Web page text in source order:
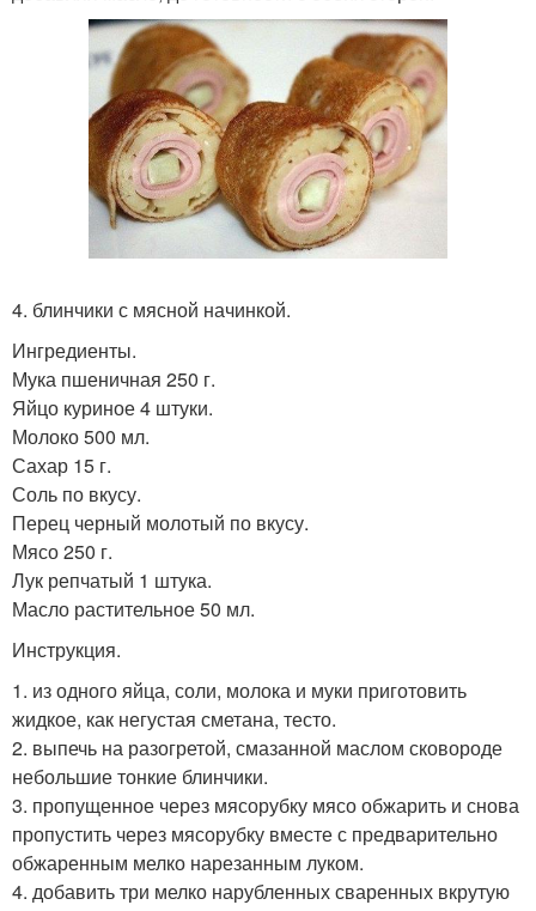
4. блинчики с мясной начинкой.
Ингредиенты.
Мука пшеничная 250 г.
Яйцо куриное 4 штуки.
Молоко 500 мл.
Сахар 15 г.
Соль по вкусу.
Перец черный молотый по вкусу.
Мясо 250 г.
Лук репчатый 1 штука.
Масло растительное 50 мл.
Инструкция.
1. из одного яйца, соли, молока и муки приготовить
жидкое, как негустая сметана, тесто.
2. выпечь на разогретой, смазанной маслом сковороде
небольшие тонкие блинчики.
3. пропущенное через мясорубку мясо обжарить и снова
пропустить через мясорубку вместе с предварительно
обжаренным мелко нарезанным луком.
4. добавить три мелко нарубленных сваренных вкрутую